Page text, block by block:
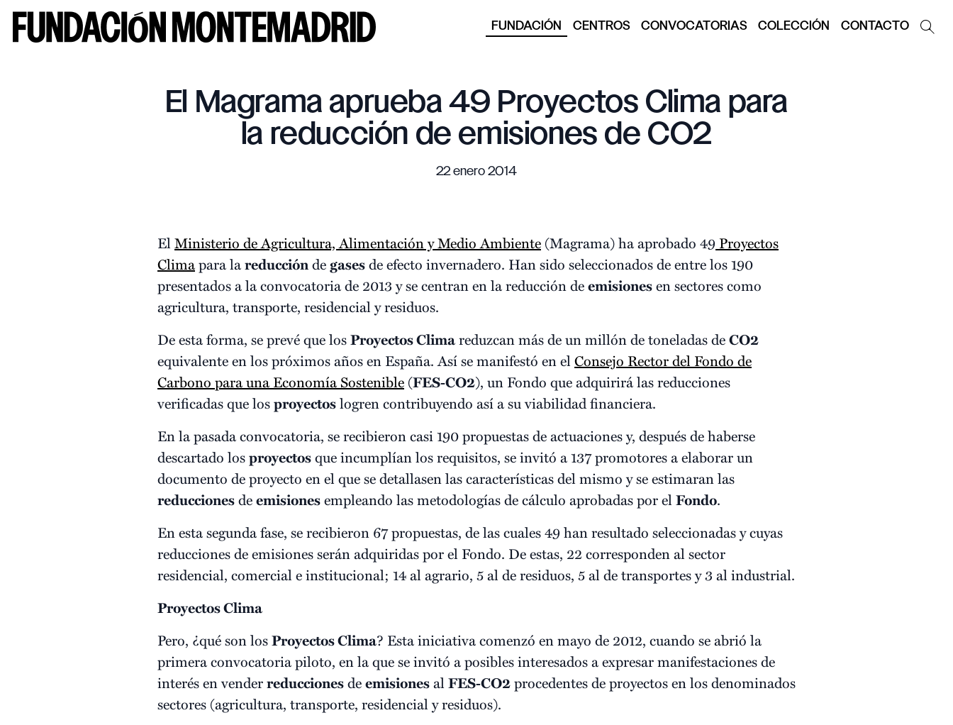
FUNDACIÓN CENTROS CONVOCATORIAS COLECCIÓN CONTACTO
El Magrama aprueba 49 Proyectos Clima para
la reducción de emisiones de CO2
22 enero 2014
ElMinisterio de Agricultura, Alimentación y Medio Ambiente (Magrama) ha aprobado 49 Proyectos
Climapara lareducciónde gasesde efecto invernadero. Han sido seleccionados de entre los 190
presentados a la convocatoria de 2013 y se centran en la reducción deemisionesen sectores como
agricultura, transporte, residencial y residuos.
De esta forma, se prevé que losProyectos Climareduzcan más de un millón de toneladas deCO2
equivalente en los próximos años en España. Así se manifestó en elConsejo Rector del Fondo de
Carbono para una Economía Sostenible (FES-CO2), un Fondo que adquirirá las reducciones
verificadas que losproyectoslogren contribuyendo así a su viabilidad financiera.
En la pasada convocatoria, se recibieron casi 190 propuestas de actuaciones y, después de haberse
descartado losproyectosque incumplían los requisitos, se invitó a 137 promotores a elaborar un
documento de proyecto en el que se detallasen las características del mismo y se estimaran las
reduccionesdeemisionesempleando las metodologías de cálculo aprobadas por elFondo.
En esta segunda fase, se recibieron 67 propuestas, de las cuales 49 han resultado seleccionadas y cuyas
reducciones de emisiones serán adquiridas por el Fondo. De estas, 22 corresponden al sector
residencial, comercial e institucional; 14 al agrario, 5 al de residuos, 5 al de transportes y 3 al industrial.
Proyectos Clima
Pero, ¿qué son losProyectos Clima? Esta iniciativa comenzó en mayo de 2012, cuando se abrió la
primera convocatoria piloto, en la que se invitó a posibles interesados a expresar manifestaciones de
interés en venderreduccionesdeemisionesalFES-CO2procedentes de proyectos en los denominados
sectores (agricultura, transporte, residencial y residuos).